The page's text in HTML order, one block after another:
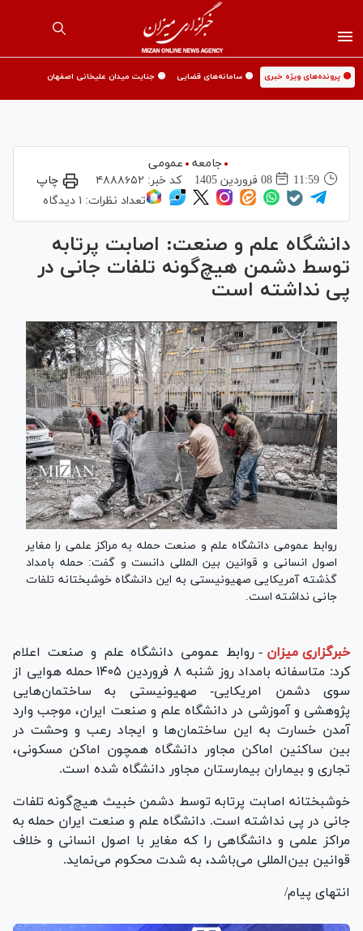
🟡 پرونده‌های ویژه خبری 🟡 سامانه‌های قضایی 🟡 جنایت میدان علیخانی اصفهان
جامعه
عمومی
11:59
08 فروردين 1405 کد خبر: ۴۸۸۸۶۵۲
چاپ
تعداد نظرات: ۱ دیدگاه
دانشگاه علم و صنعت: اصابت پرتابه
توسط دشمن هیچ‌گونه تلفات جانی در
پی نداشته است
روابط عمومی دانشگاه علم و صنعت حمله به مراکز علمی را مغایر
اصول انسانی و قوانین بین المللی دانست و گفت: حمله بامداد
گذشته آمریکایی صهیونیستی به این دانشگاه خوشبختانه تلفات
جانی نداشته است.
خبرگزاری میزان - روابط عمومی دانشگاه علم و صنعت اعلام
کرد: متاسفانه بامداد روز شنبه ۸ فروردین ۱۴۰۵ حمله هوایی از
سوی دشمن امریکایی- صهیونیستی به ساختمان‌هایی
پژوهشی و آموزشی در دانشگاه علم و صنعت ایران، موجب وارد
آمدن خسارت به این ساختمان‌ها و ایجاد رعب و وحشت در
بین ساکنین اماکن مجاور دانشگاه همچون اماکن مسکونی،
تجاری و بیماران بیمارستان مجاور دانشگاه شده است.
خوشبختانه اصابت پرتابه توسط دشمن خبیث هیچ‌گونه تلفات
جانی در پی نداشته است. دانشگاه علم و صنعت ایران حمله به
مراکز علمی و دانشگاهی را که مغایر با اصول انسانی و خلاف
قوانین بین‌المللی می‌باشد، به شدت محکوم می‌نماید.
انتهای پیام/